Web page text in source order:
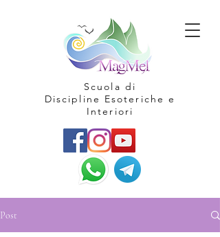
Scuola di
Discipline Esoteriche e
Interiori
Post